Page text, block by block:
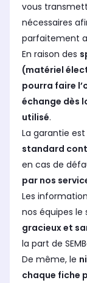
vous
nécessaires
parfaitement
En raison des
(matériel
pourra faire
échange dès
utilisé.
La garantie
standard
en cas de
par nos
Les
nos équipes le
gracieux et
la part de
De même, le
chaque fiche